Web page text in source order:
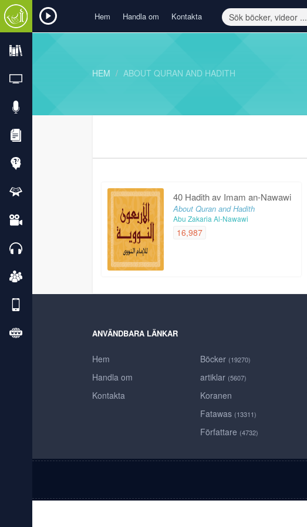
Hem Handla om Kontakta
HEM ABOUT QURAN AND HADITH
40 Hadith av Imam an-Nawawi
About Quran and Hadith
Abu Zakaria Al-Nawawi
16,987
ANVÄNDBARA LÄNKAR
Hem
Handla om
Kontakta
Böcker (19270)
artiklar (5607)
Koranen
Fatawas (13311)
Författare (4732)